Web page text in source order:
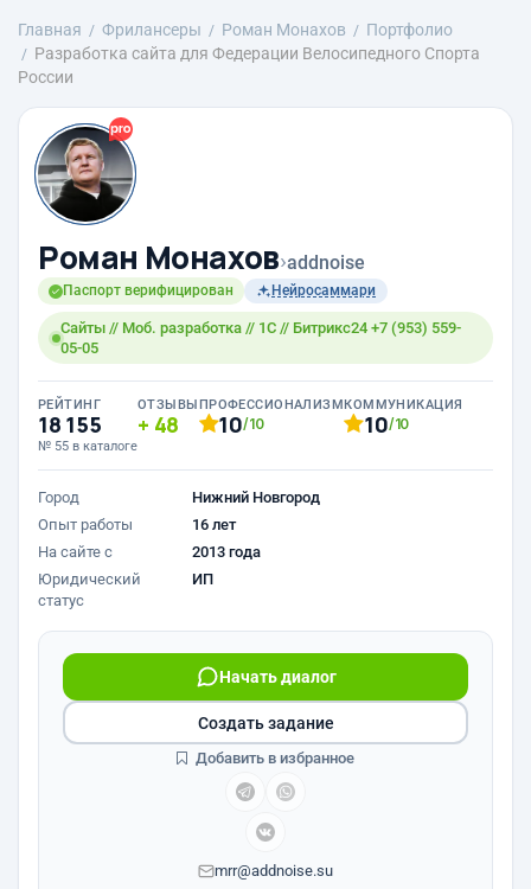
Главная Фрилансеры Роман Монахов
Портфолио
Разработка сайта для Федерации Велосипедного Спорта
России
Роман Монахов›addnoise
Паспорт верифицирован Нейросаммари
Сайты // Моб. разработка // 1С // Битрикс24 +7 (953) 559-
05-05
РЕЙТИНГ
18 155
№ 55 в каталоге
ОТЗЫВЫ
48
ПРОФЕССИОНАЛИЗМ
10/10
КОММУНИКАЦИЯ
10/10
Город
Нижний Новгород
Опыт работы
16 лет
На сайте с
2013 года
Юридический
статус
ИП
Начать диалог
mrr@addnoise.su
Создать задание
Добавить в избранное